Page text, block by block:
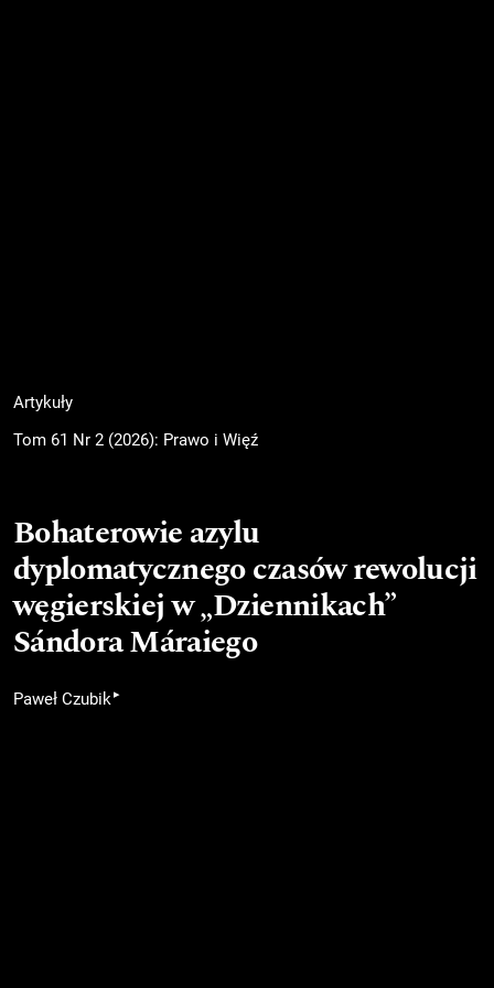
Artykuły
Tom 61 Nr 2 (2026): Prawo i Więź
Bohaterowie azylu
dyplomatycznego czasów rewolucji
węgierskiej w „Dziennikach”
Sándora Máraiego
Paweł Czubik▸